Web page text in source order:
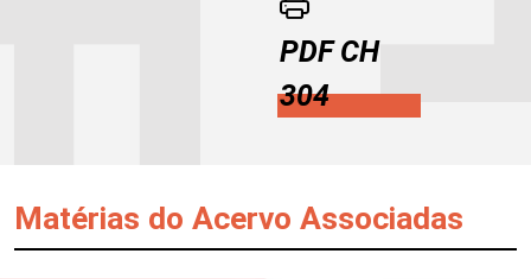
PDF CH
304
Matérias do Acervo Associadas